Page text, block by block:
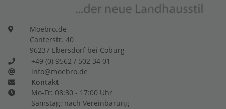
Moebro.de
Canterstr. 40
96237 Ebersdorf bei Coburg
+49 (0) 9562 / 502 34 01
info@moebro.de
Kontakt
Mo-Fr: 08:30 - 17:00 Uhr
Samstag: nach Vereinbarung